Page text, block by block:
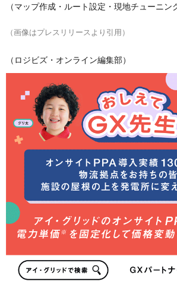
（マップ作成・ルート設定・現地チューニン
（画像はプレスリリースより引用）
（ロジビズ・オンライン編集部）